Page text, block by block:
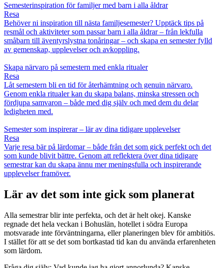
Semesterinspiration för familjer med barn i alla åldrar
Resa
Behöver ni inspiration till nästa familjesemester? Upptäck tips på
resmål och aktiviteter som passar barn i alla åldrar – från lekfulla
småbarn till äventyrslystna tonåringar – och skapa en semester fylld
av gemenskap, upplevelser och avkoppling.
Skapa närvaro på semestern med enkla ritualer
Resa
Låt semestern bli en tid för återhämtning och genuin närvaro.
Genom enkla ritualer kan du skapa balans, minska stressen och
fördjupa samvaron – både med dig själv och med dem du delar
ledigheten med.
Semester som inspirerar – lär av dina tidigare upplevelser
Resa
Varje resa bär på lärdomar – både från det som gick perfekt och det
som kunde blivit bättre. Genom att reflektera över dina tidigare
semestrar kan du skapa ännu mer meningsfulla och inspirerande
upplevelser framöver.
Lär av det som inte gick som planerat
Alla semestrar blir inte perfekta, och det är helt okej. Kanske
regnade det hela veckan i Bohuslän, hotellet i södra Europa
motsvarade inte förväntningarna, eller planeringen blev för ambitiös.
I stället för att se det som bortkastad tid kan du använda erfarenheten
som lärdom.